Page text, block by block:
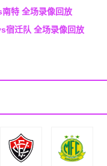
特 全场录像回放
宿迁队 全场录像回放